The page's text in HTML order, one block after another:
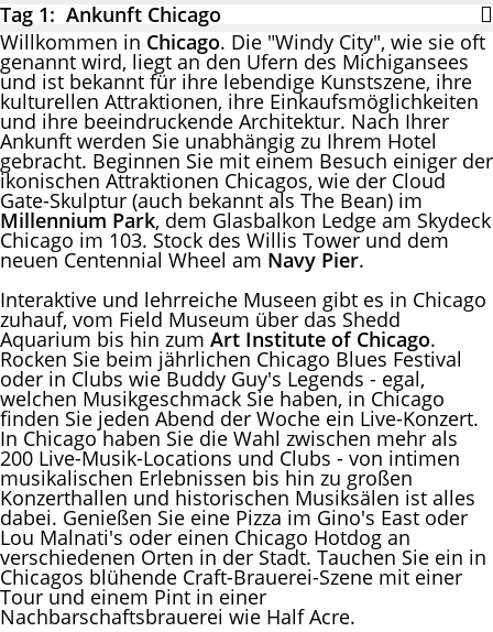
Tag 1: Ankunft Chicago
Willkommen in Chicago. Die "Windy City", wie sie oft
genannt wird, liegt an den Ufern des Michigansees
und ist bekannt für ihre lebendige Kunstszene, ihre
kulturellen Attraktionen, ihre Einkaufsmöglichkeiten
und ihre beeindruckende Architektur. Nach Ihrer
Ankunft werden Sie unabhängig zu Ihrem Hotel
gebracht. Beginnen Sie mit einem Besuch einiger der
ikonischen Attraktionen Chicagos, wie der Cloud
Gate-Skulptur (auch bekannt als The Bean) im
Millennium Park, dem Glasbalkon Ledge am Skydeck
Chicago im 103. Stock des Willis Tower und dem
neuen Centennial Wheel am Navy Pier.
Interaktive und lehrreiche Museen gibt es in Chicago
zuhauf, vom Field Museum über das Shedd
Aquarium bis hin zum Art Institute of Chicago.
Rocken Sie beim jährlichen Chicago Blues Festival
oder in Clubs wie Buddy Guy's Legends - egal,
welchen Musikgeschmack Sie haben, in Chicago
finden Sie jeden Abend der Woche ein Live-Konzert.
In Chicago haben Sie die Wahl zwischen mehr als
200 Live-Musik-Locations und Clubs - von intimen
musikalischen Erlebnissen bis hin zu großen
Konzerthallen und historischen Musiksälen ist alles
dabei. Genießen Sie eine Pizza im Gino's East oder
Lou Malnati's oder einen Chicago Hotdog an
verschiedenen Orten in der Stadt. Tauchen Sie ein in
Chicagos blühende Craft-Brauerei-Szene mit einer
Tour und einem Pint in einer
Nachbarschaftsbrauerei wie Half Acre.